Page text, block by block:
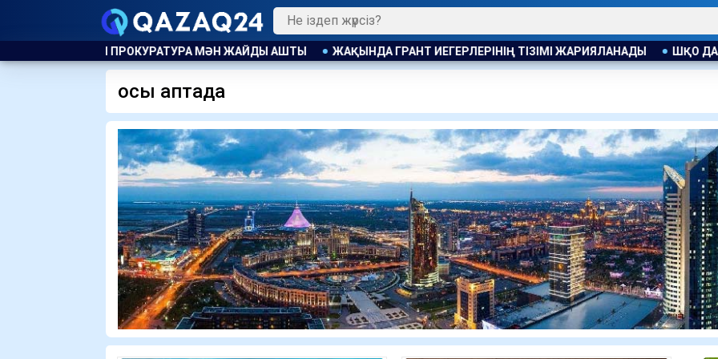
ЖАҚЫНДА ГРАНТ ИЕГЕРЛЕРІНІҢ ТІЗІМІ ЖАРИЯЛАНАДЫ ШҚО ДА СУ БЕТІНЕ САПБОРДПЕН ШЫҚҚАН ЕКІ
осы аптада